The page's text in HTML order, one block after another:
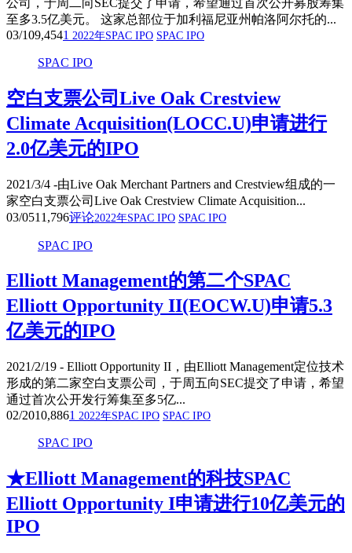
至多3.5亿美元。 这家总部位于加利福尼亚州帕洛阿尔托的...
03/109,4541 2022年SPAC IPO SPAC IPO
SPAC IPO
空白支票公司Live Oak Crestview
Climate Acquisition(LOCC.U)申请进行
2.0亿美元的IPO
2021/3/4 -由Live Oak Merchant Partners and Crestview组成的一
家空白支票公司Live Oak Crestview Climate Acquisition...
03/0511,796评论2022年SPAC IPO SPAC IPO
SPAC IPO
Elliott Management的第二个SPAC
Elliott Opportunity II(EOCW.U)申请5.3
亿美元的IPO
2021/2/19 - Elliott Opportunity II，由Elliott Management定位技术
形成的第二家空白支票公司，于周五向SEC提交了申请，希望
通过首次公开发行筹集至多5亿...
02/2010,8861 2022年SPAC IPO SPAC IPO
SPAC IPO
★Elliott Management的科技SPAC
Elliott Opportunity I申请进行10亿美元的
IPO